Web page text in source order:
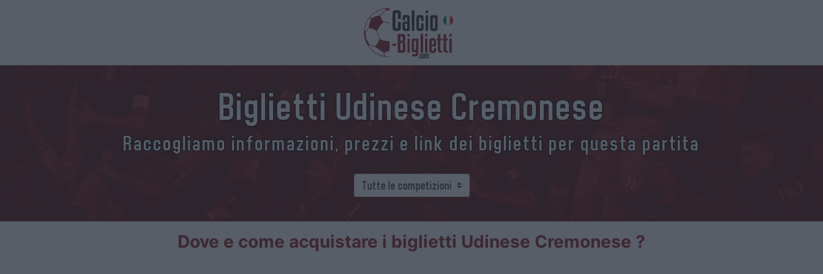
Biglietti Udinese Cremonese
Raccogliamo informazioni, prezzi e link dei biglietti per questa partita
Dove e come acquistare i biglietti Udinese Cremonese ?